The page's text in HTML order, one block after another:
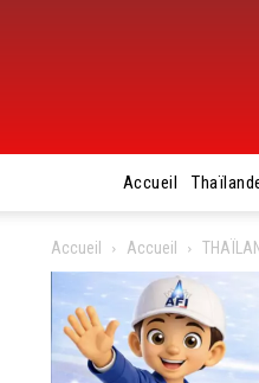
Accueil
Accueil Accueil